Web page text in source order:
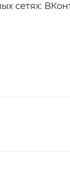
сетях: